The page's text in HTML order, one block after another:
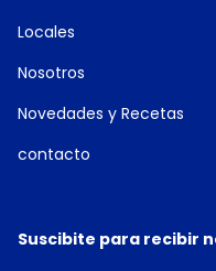
Locales
Nosotros
Novedades y Recetas
contacto
Suscibite para recibir